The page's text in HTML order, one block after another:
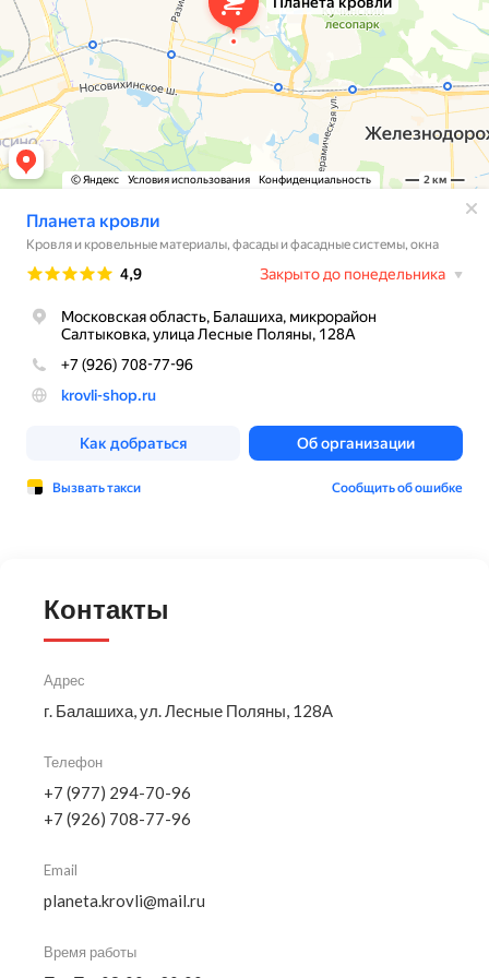
Контакты
Адрес
г. Балашиха, ул. Лесные Поляны, 128А
Телефон
+7 (977) 294-70-96
+7 (926) 708-77-96
Email
planeta.krovli@mail.ru
Время работы